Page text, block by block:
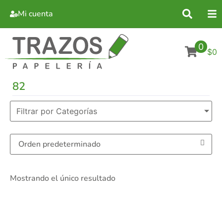
Mi cuenta
0 $0
82
Filtrar por Categorías
Mostrando el único resultado